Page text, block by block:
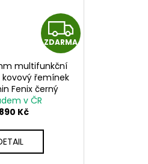
Z
D
ZDARMA
multifunkční
řemínek
Fenix černý
QuickFit
v ČR
Kč